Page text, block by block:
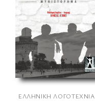
ΕΛΛΗΝΙΚΉ ΛΟΓΟΤΕΧΝΊΑ